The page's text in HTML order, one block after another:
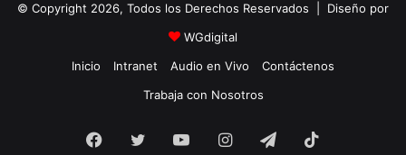
i
n
a
u
i
e
e
© Copyright 2026, Todos los Derechos Reservados | Diseño por
WGdigital
Inicio
Intranet Audio en Vivo
Contáctenos
Trabaja con Nosotros
Facebook
Twitter YouTubeInstagramTelegram